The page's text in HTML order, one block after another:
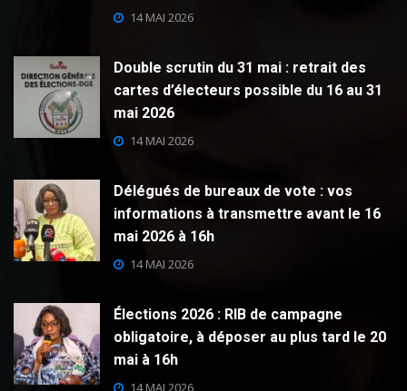
14 MAI 2026
Double scrutin du 31 mai : retrait des
cartes d’électeurs possible du 16 au 31
mai 2026
14 MAI 2026
Délégués de bureaux de vote : vos
informations à transmettre avant le 16
mai 2026 à 16h
14 MAI 2026
Élections 2026 : RIB de campagne
obligatoire, à déposer au plus tard le 20
mai à 16h
14 MAI 2026